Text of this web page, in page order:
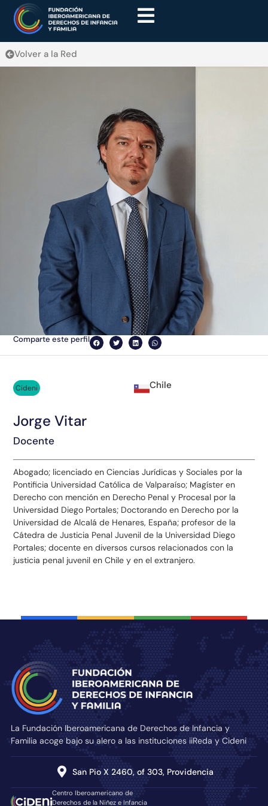
Volver a la Red
Comparte este perfil
Cideni Chile
Jorge Vitar
Docente
Abogado; licenciado en Ciencias Jurídicas y Sociales por la
Pontificia Universidad Católica de Valparaíso; Magíster en
Derecho con mención en Derecho Penal y Procesal por la
Universidad Diego Portales; Doctorando en Derecho por la
Universidad de Alcalá de Henares, España; profesor de la
Cátedra de Justicia Penal Juvenil de la Universidad Diego
Portales; docente en diversos cursos relacionados con la
justicia penal juvenil en Chile y en el extranjero.
La Fundación Iberoamericana de Derechos de Infancia y
Familia acoge bajo su alero a las instituciones iiReda y Cideni
San Pio X 2460, of 303, Providencia
Centro Iberoamericano de
Derechos de la Niñez e Infancia